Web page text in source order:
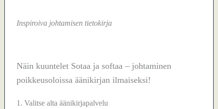
Inspiroiva johtamisen tietokirja
Näin kuuntelet Sotaa ja softaa – johtaminen
poikkeusoloissa äänikirjan ilmaiseksi!
1. Valitse alta äänikirjapalvelu